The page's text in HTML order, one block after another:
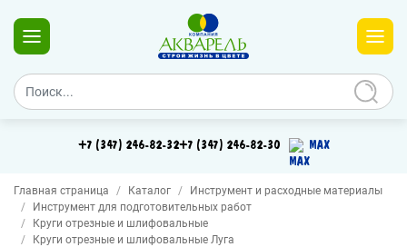
+7 (347) 246-82-32+7 (347) 246-82-30 MAX
Главная страница Каталог
Инструмент и расходные материалы
Инструмент для подготовительных работ
Круги отрезные и шлифовальные
Круги отрезные и шлифовальные Луга